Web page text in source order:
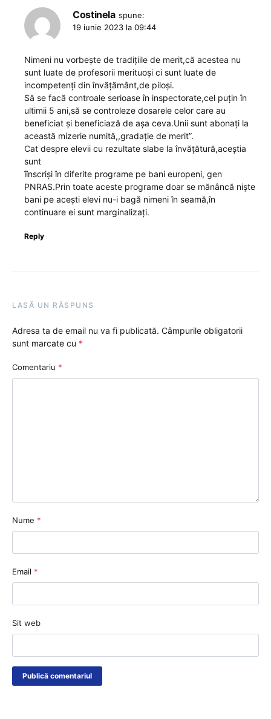
Costinela spune:
19 iunie 2023 la 09:44
Nimeni nu vorbește de tradițiile de merit,că acestea nu
sunt luate de profesorii merituoși ci sunt luate de
incompetenți din învățământ,de piloși.
Să se facă controale serioase în inspectorate,cel puțin în
ultimii 5 ani,să se controleze dosarele celor care au
beneficiat și beneficiază de așa ceva.Unii sunt abonați la
această mizerie numită,,gradație de merit”.
Cat despre elevii cu rezultate slabe la învățătură,aceștia
sunt
îînscriși în diferite programe pe bani europeni, gen
PNRAS.Prin toate aceste programe doar se mănâncă niște
bani pe acești elevi nu-i bagă nimeni în seamă,în
continuare ei sunt marginalizați.
Reply
LASĂ UN RĂSPUNS
Adresa ta de email nu va fi publicată. Câmpurile obligatorii
sunt marcate cu *
Comentariu *
Nume *
Email *
Sit web